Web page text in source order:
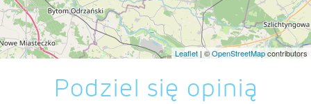
Leaflet| ©OpenStreetMapcontributors
Podziel się opinią